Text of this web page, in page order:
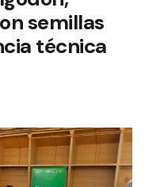
semillas
técnica